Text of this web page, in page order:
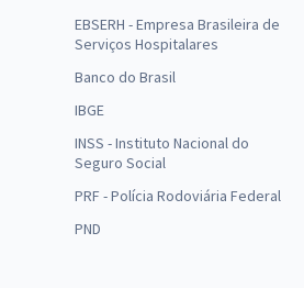
EBSERH - Empresa Brasileira de
Serviços Hospitalares
Banco do Brasil
IBGE
INSS - Instituto Nacional do
Seguro Social
PRF - Polícia Rodoviária Federal
PND